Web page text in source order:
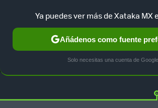
GUÍA DE COMPRAS
Ya puedes ver más de Xataka MX
Añádenos como fuente
Solo necesitas una cuenta de Google